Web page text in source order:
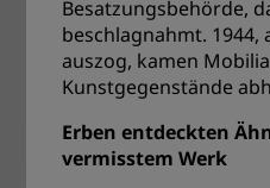
Besatzungsbehörde,
beschlagnahmt. 1944,
auszog, kamen
Kunstgegenstände
Erben entdeckten
vermisstem Werk